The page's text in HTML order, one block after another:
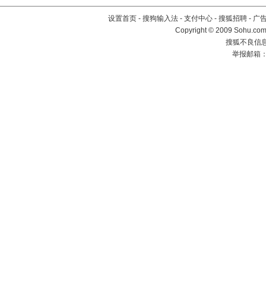
设置首页 - 搜狗输入法 - 支付中心 - 搜狐招聘 - 广
Copyright © 2009
搜狐不良信
举报邮箱